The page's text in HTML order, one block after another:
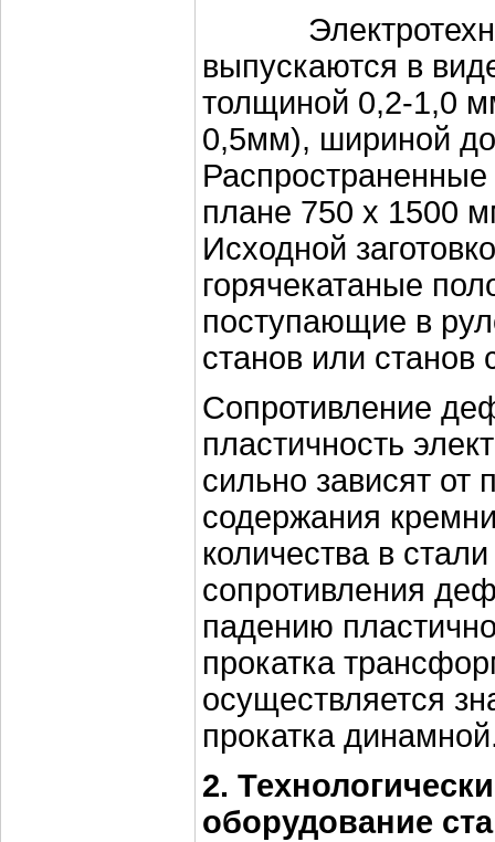
выпускаются в
толщиной 0,2-1,0
0,5мм), шириной
плане 750 х 1500
Исходной
горячекатаные
поступающие в
станов или
Сопротивление
пластичность
сильно зависят от
содержания
количества в
сопротивления
падению
прокатка
осуществляется
прокатка
2.
оборудование